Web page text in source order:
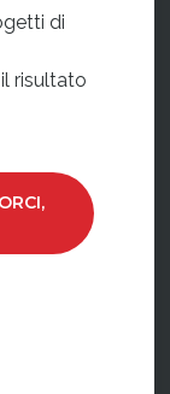
di
risultato